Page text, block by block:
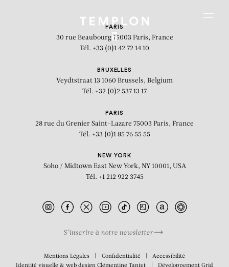
Sans Titre
PARIS
30 rue Beaubourg 75003 Paris, France
Tél. +33 (0)1 42 72 14 10
BRUXELLES
Veydtstraat 13 1060 Brussels, Belgium
Tél. +32 (0)2 537 13 17
PARIS
28 rue du Grenier Saint-Lazare 75003 Paris, France
Tél. +33 (0)1 85 76 55 55
NEW YORK
Soho / Midtown East New York, NY 10001, USA
Tél. +1 212 922 3745
S’inscrire à notre newsletter
Mentions Légales Confidentialité
Accessibilité
Identité visuelle & web designClémentine Tantet Développement Grid